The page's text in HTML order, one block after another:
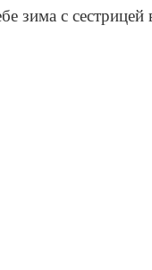
зима с сестрицей